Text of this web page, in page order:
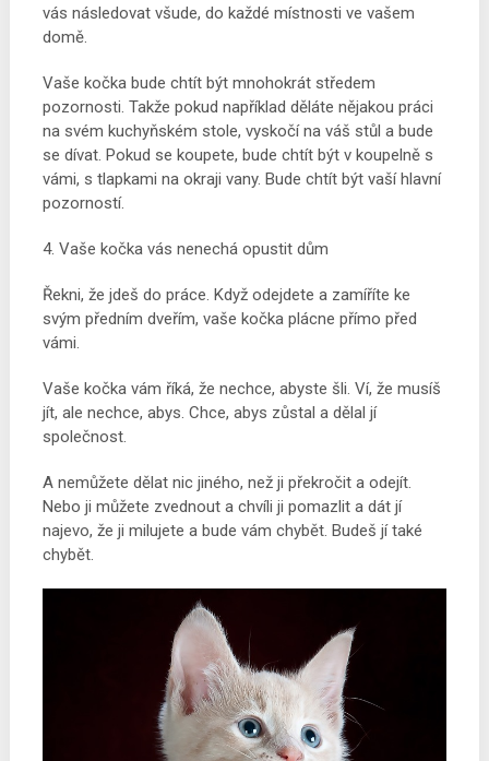
vás následovat všude, do každé místnosti ve vašem
domě.
Vaše kočka bude chtít být mnohokrát středem
pozornosti. Takže pokud například děláte nějakou práci
na svém kuchyňském stole, vyskočí na váš stůl a bude
se dívat. Pokud se koupete, bude chtít být v koupelně s
vámi, s tlapkami na okraji vany. Bude chtít být vaší hlavní
pozorností.
4. Vaše kočka vás nenechá opustit dům
Řekni, že jdeš do práce. Když odejdete a zamíříte ke
svým předním dveřím, vaše kočka plácne přímo před
vámi.
Vaše kočka vám říká, že nechce, abyste šli. Ví, že musíš
jít, ale nechce, abys. Chce, abys zůstal a dělal jí
společnost.
A nemůžete dělat nic jiného, ​​než ji překročit a odejít.
Nebo ji můžete zvednout a chvíli ji pomazlit a dát jí
najevo, že ji milujete a bude vám chybět. Budeš jí také
chybět.